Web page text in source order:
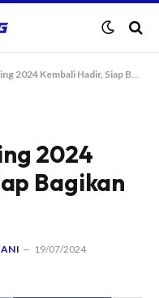
Kembali Hadir, Siap Bagikan Skin Gratis!
2024
Bagikan
19/07/2024